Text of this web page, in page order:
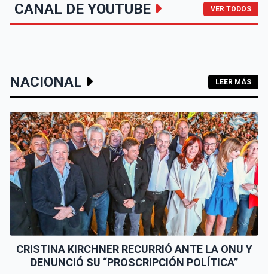
CANAL DE YOUTUBE VER TODOS
NACIONAL LEER MÁS
CRISTINA KIRCHNER RECURRIÓ ANTE LA ONU Y
DENUNCIÓ SU “PROSCRIPCIÓN POLÍTICA”